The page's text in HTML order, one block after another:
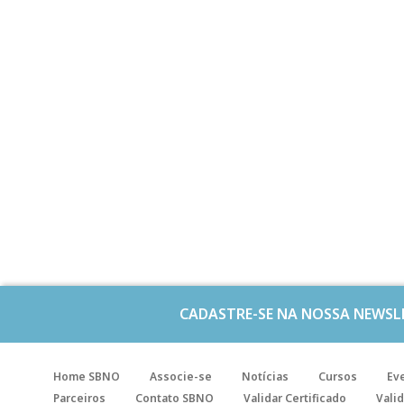
CADASTRE-SE NA NOSSA
Home SBNO Associe-se Notícias Cursos
Parceiros
Contato SBNO Validar Certificado